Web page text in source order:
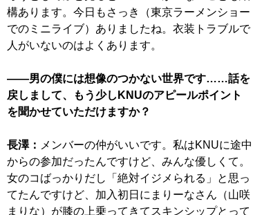
構あります。今日もさっき（東京ラーメンショー
でのミニライブ）ありましたね。衣装トラブルで
人がいないのはよくあります。
――男の僕には想像のつかない世界です……話を
戻しまして、もう少しKNUのアピールポイント
を聞かせていただけますか？
長澤： メンバーの仲がいいです。私はKNUに途中
からの参加だったんですけど、みんな優しくて。
女のコばっかりだし「絶対イジメられる」と思っ
てたんですけど、加入初日にまりーなさん（山咲
まりな）が膝の上乗ってきてスキンシップとって